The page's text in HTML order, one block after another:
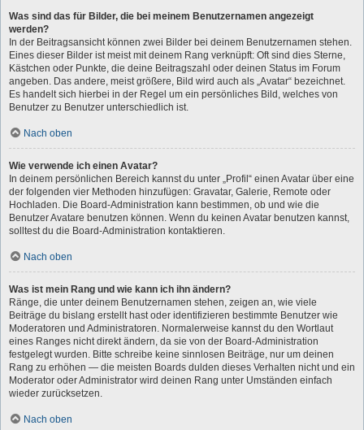
Was sind das für Bilder, die bei meinem Benutzernamen angezeigt
werden?
In der Beitragsansicht können zwei Bilder bei deinem Benutzernamen stehen.
Eines dieser Bilder ist meist mit deinem Rang verknüpft: Oft sind dies Sterne,
Kästchen oder Punkte, die deine Beitragszahl oder deinen Status im Forum
angeben. Das andere, meist größere, Bild wird auch als „Avatar“ bezeichnet.
Es handelt sich hierbei in der Regel um ein persönliches Bild, welches von
Benutzer zu Benutzer unterschiedlich ist.
Nach oben
Wie verwende ich einen Avatar?
In deinem persönlichen Bereich kannst du unter „Profil“ einen Avatar über eine
der folgenden vier Methoden hinzufügen: Gravatar, Galerie, Remote oder
Hochladen. Die Board-Administration kann bestimmen, ob und wie die
Benutzer Avatare benutzen können. Wenn du keinen Avatar benutzen kannst,
solltest du die Board-Administration kontaktieren.
Nach oben
Was ist mein Rang und wie kann ich ihn ändern?
Ränge, die unter deinem Benutzernamen stehen, zeigen an, wie viele
Beiträge du bislang erstellt hast oder identifizieren bestimmte Benutzer wie
Moderatoren und Administratoren. Normalerweise kannst du den Wortlaut
eines Ranges nicht direkt ändern, da sie von der Board-Administration
festgelegt wurden. Bitte schreibe keine sinnlosen Beiträge, nur um deinen
Rang zu erhöhen — die meisten Boards dulden dieses Verhalten nicht und ein
Moderator oder Administrator wird deinen Rang unter Umständen einfach
wieder zurücksetzen.
Nach oben